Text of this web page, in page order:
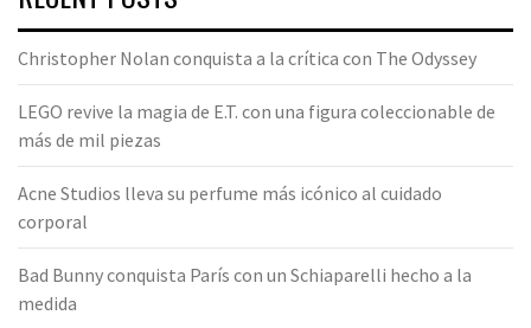
Christopher Nolan conquista a la crítica con The Odyssey
LEGO revive la magia de E.T. con una figura coleccionable de
más de mil piezas
Acne Studios lleva su perfume más icónico al cuidado
corporal
Bad Bunny conquista París con un Schiaparelli hecho a la
medida